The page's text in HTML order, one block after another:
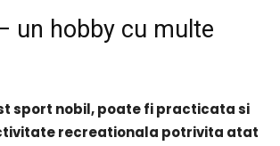
un hobby cu multe
sport nobil, poate fi practicata si
recreationala potrivita atat